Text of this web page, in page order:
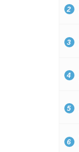
2
3
4
5
6